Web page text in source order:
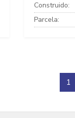
Construido:
Parcela:
1